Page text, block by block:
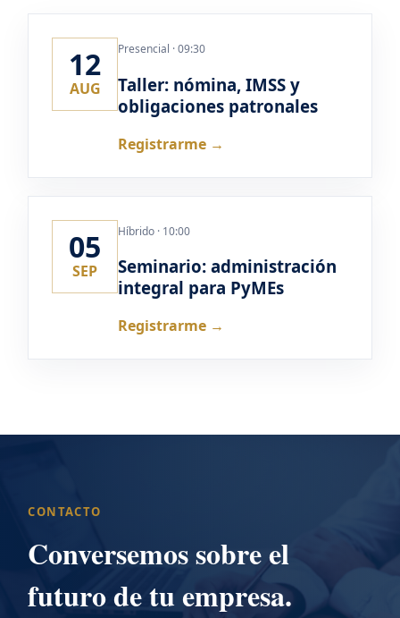
12
AUG
Presencial · 09:30
Taller: nómina, IMSS y
obligaciones patronales
Registrarme →
05
SEP
Híbrido · 10:00
Seminario: administración
integral para PyMEs
Registrarme →
CONTACTO
Conversemos sobre el
futuro de tu empresa.